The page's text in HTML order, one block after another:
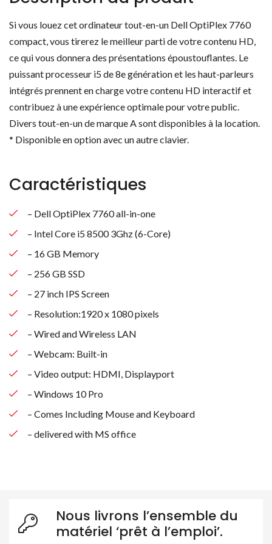
Si vous louez cet ordinateur tout-en-un Dell OptiPlex 7760
compact, vous tirerez le meilleur parti de votre contenu HD,
ce qui vous donnera des présentations époustouflantes. Le
puissant processeur i5 de 8e génération et les haut-parleurs
intégrés prennent en charge votre contenu HD interactif et
contribuez à une expérience optimale pour votre public.
Divers tout-en-un de marque A sont disponibles à la location.
* Disponible en option avec un autre clavier.
Caractéristiques
– Dell OptiPlex 7760 all-in-one
– Intel Core i5 8500 3Ghz (6-Core)
– 16 GB Memory
– 256 GB SSD
– 27 inch IPS Screen
– Resolution:1920 x 1080 pixels
– Wired and Wireless LAN
– Webcam: Built-in
– Video output: HDMI, Displayport
– Windows 10 Pro
– Comes Including Mouse and Keyboard
– delivered with MS office
Nous livrons l’ensemble du
matériel ‘prêt à l’emploi’.